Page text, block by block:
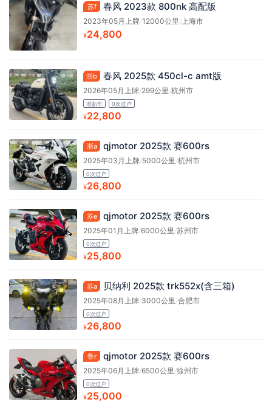
苏f 春风 2023款 800nk 高配版
2023年05月上牌/12000公里/上海市
¥24,800
浙b 春风 2025款 450cl-c amt版
2026年05月上牌/299公里/杭州市
准新车 0次过户
¥22,800
浙a qjmotor 2025款 赛600rs
2025年03月上牌/5000公里/杭州市
0次过户
¥26,800
苏e qjmotor 2025款 赛600rs
2025年01月上牌/6000公里/苏州市
0次过户
¥25,800
苏a 贝纳利 2025款 trk552x(含三箱)
2025年08月上牌/3000公里/合肥市
0次过户
¥26,800
鲁r qjmotor 2025款 赛600rs
2025年06月上牌/6500公里 /徐州市
0次过户
¥25,000